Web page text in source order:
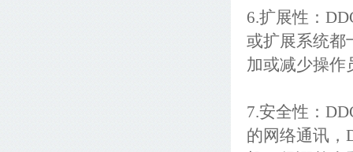
6.扩展性：
或扩展系统都
加或减少操作
7.安全性：
的网络通讯，